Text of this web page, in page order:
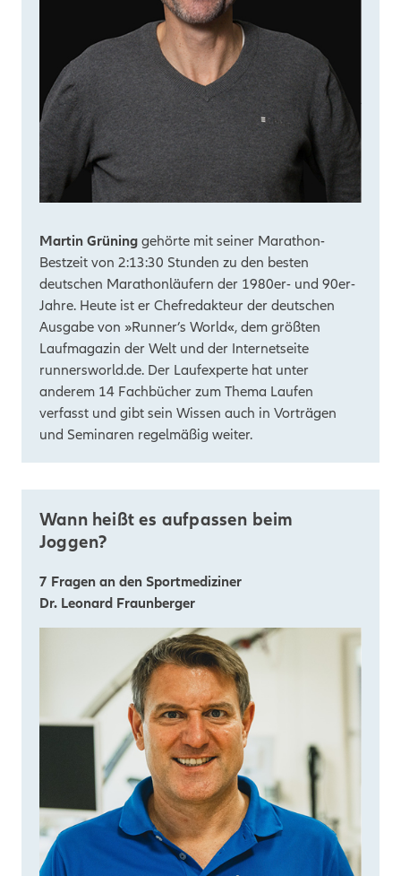
Martin Grüning gehörte mit seiner Marathon-
Bestzeit von 2:13:30 Stunden zu den besten
deutschen Marathonläufern der 1980er- und 90er-
Jahre. Heute ist er Chefredakteur der deutschen
Ausgabe von »Runner’s World«, dem größten
Laufmagazin der Welt und der Internetseite
runnersworld.de. Der Laufexperte hat unter
anderem 14 Fachbücher zum Thema Laufen
verfasst und gibt sein Wissen auch in Vorträgen
und Seminaren regelmäßig weiter.
Wann heißt es aufpassen beim
Joggen?
7 Fragen an den Sportmediziner
Dr. Leonard Fraunberger